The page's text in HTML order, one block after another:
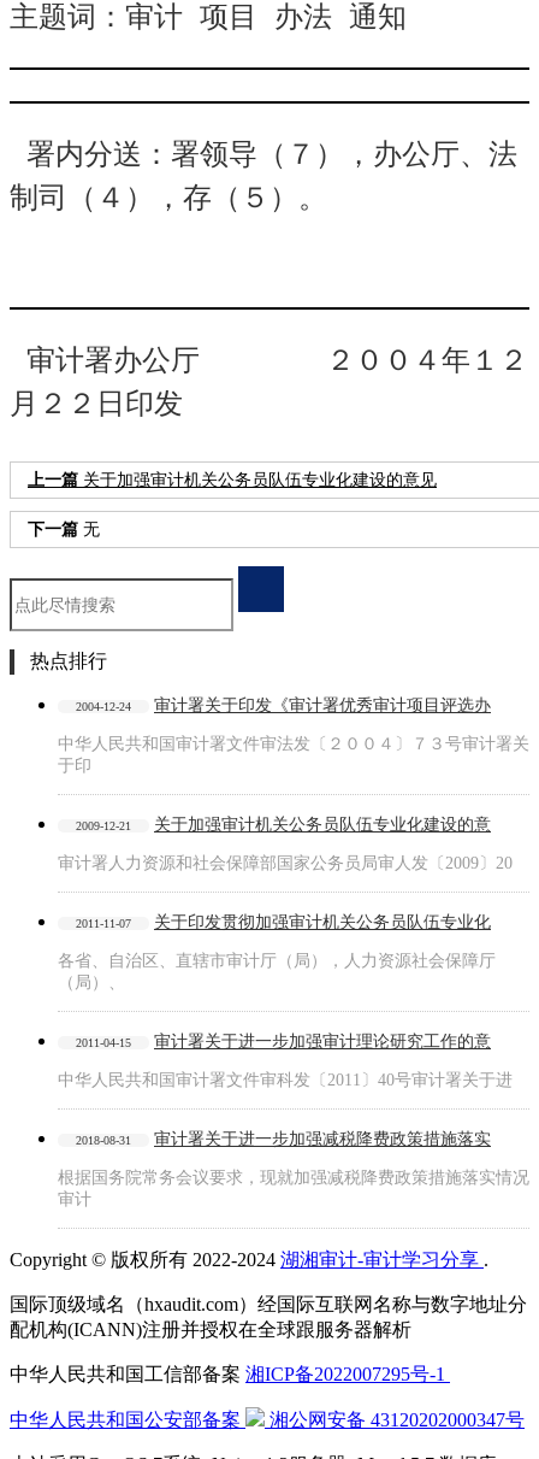
主题词： 审计 项目 办法 通知
署内分送：署领导（７），办公厅、法
制司（４），存（５）。
审计署办公厅
２００４年１２
月２２日印发
上一篇 关于加强审计机关公务员队伍专业化建设的意见
下一篇 无
热点排行
2004-12-24 审计署关于印发《审计署优秀审计项目评选办
中华人民共和国审计署文件审法发〔２００４〕７３号审计署关
于印
2009-12-21 关于加强审计机关公务员队伍专业化建设的意
审计署人力资源和社会保障部国家公务员局审人发〔2009〕20
2011-11-07 关于印发贯彻加强审计机关公务员队伍专业化
各省、自治区、直辖市审计厅（局），人力资源社会保障厅
（局）、
2011-04-15 审计署关于进一步加强审计理论研究工作的意
中华人民共和国审计署文件审科发〔2011〕40号审计署关于进
2018-08-31 审计署关于进一步加强减税降费政策措施落实
根据国务院常务会议要求，现就加强减税降费政策措施落实情况
审计
Copyright © 版权所有 2022-2024 湖湘审计-审计学习分享 .
国际顶级域名（hxaudit.com）经国际互联网名称与数字地址分
配机构(ICANN)注册并授权在全球跟服务器解析
中华人民共和国工信部备案 湘ICP备2022007295号-1
中华人民共和国公安部备案 湘公网安备 43120202000347号